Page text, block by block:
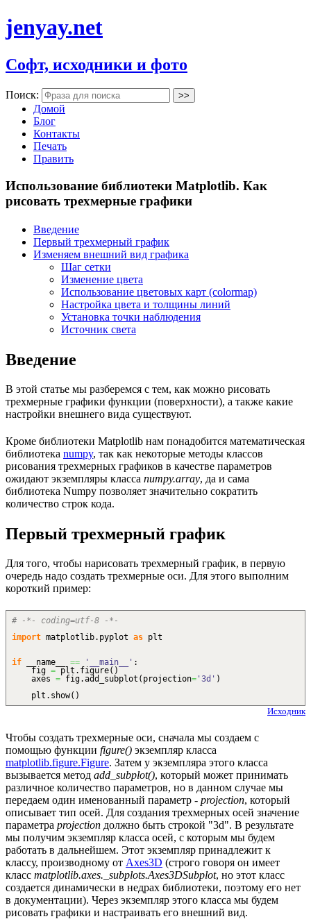
jenyay.net
Софт, исходники и фото
Поиск:
Домой
Блог
Контакты
Печать
Править
Использование библиотеки Matplotlib. Как
рисовать трехмерные графики
Введение
Первый трехмерный график
Изменяем внешний вид графика
Шаг сетки
Изменение цвета
Использование цветовых карт (colormap)
Настройка цвета и толщины линий
Установка точки наблюдения
Источник света
Введение
В этой статье мы разберемся с тем, как можно рисовать
трехмерные графики функции (поверхности), а также какие
настройки внешнего вида существуют.
Кроме библиотеки Matplotlib нам понадобится математическая
библиотека numpy, так как некоторые методы классов
рисования трехмерных графиков в качестве параметров
ожидают экземпляры класса numpy.array, да и сама
библиотека Numpy позволяет значительно сократить
количество строк кода.
Первый трехмерный график
Для того, чтобы нарисовать трехмерный график, в первую
очередь надо создать трехмерные оси. Для этого выполним
короткий пример:
# -*- coding=utf-8 -*-
import matplotlib. pyplot as plt
if __name__ == '__main__' :
fig =plt. figure( )
axes =fig.add_subplot ( projection= '3d' )
plt. show( )
Исходник
Чтобы создать трехмерные оси, сначала мы создаем с
помощью функции figure() экземпляр класса
matplotlib.figure.Figure. Затем у экземпляра этого класса
вызывается метод add_subplot(), который может принимать
различное количество параметров, но в данном случае мы
передаем один именованный параметр - projection, который
описывает тип осей. Для создания трехмерных осей значение
параметра projection должно быть строкой "3d". В результате
мы получим экземпляр класса осей, с которым мы будем
работать в дальнейшем. Этот экземпляр принадлежит к
классу, производному от Axes3D (строго говоря он имеет
класс matplotlib.axes._subplots.Axes3DSubplot, но этот класс
создается динамически в недрах библиотеки, поэтому его нет
в документации). Через экземпляр этого класса мы будем
рисовать графики и настраивать его внешний вид.